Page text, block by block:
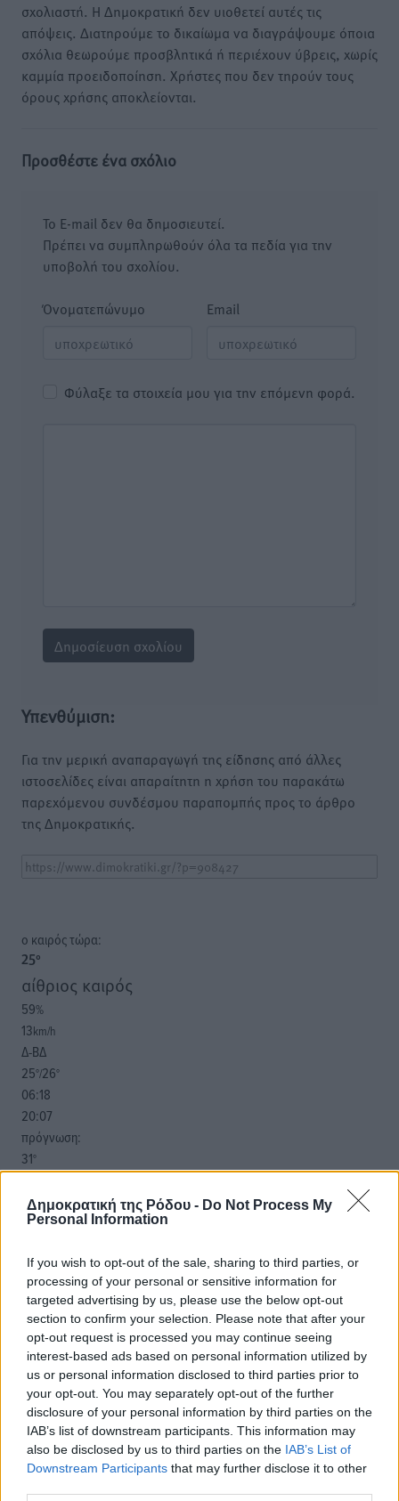
Δημοκρατική της Ρόδου - Do Not Process My
Personal Information
If you wish to opt-out of the sale, sharing to third parties, or
processing of your personal or sensitive information for
targeted advertising by us, please use the below opt-out
section to confirm your selection. Please note that after your
opt-out request is processed you may continue seeing
interest-based ads based on personal information utilized by
us or personal information disclosed to third parties prior to
your opt-out. You may separately opt-out of the further
disclosure of your personal information by third parties on the
IAB’s list of downstream participants. This information may
also be disclosed by us to third parties on the IAB’s List of
Downstream Participants that may further disclose it to other
σχολιαστή. Η Δημοκρατική δεν υιοθετεί αυτές τις
απόψεις. Διατηρούμε το δικαίωμα να διαγράψουμε όποια
σχόλια θεωρούμε προσβλητικά ή περιέχουν ύβρεις, χωρίς
καμμία προειδοποίηση. Χρήστες που δεν τηρούν τους
όρους χρήσης αποκλείονται.
Προσθέστε ένα σχόλιο
Το E-mail δεν θα δημοσιευτεί.
Πρέπει να συμπληρωθούν όλα τα πεδία για την
υποβολή του σχολίου.
Όνοματεπώνυμο Email
Φύλαξε τα στοιχεία μου για την επόμενη φορά.
Υπενθύμιση:
Για την μερική αναπαραγωγή της είδησης από άλλες
ιστοσελίδες είναι απαραίτητη η χρήση του παρακάτω
παρεχόμενου συνδέσμου παραπομπής προς το άρθρο
της Δημοκρατικής.
o καιρός τώρα:
25°
αίθριος καιρός
59%
13km/h
Δ-ΒΔ
25°/26°
06:18
20:07
πρόγνωση:
31°
29°
ΔΕ
ΤΡ
28°
ΤΕ